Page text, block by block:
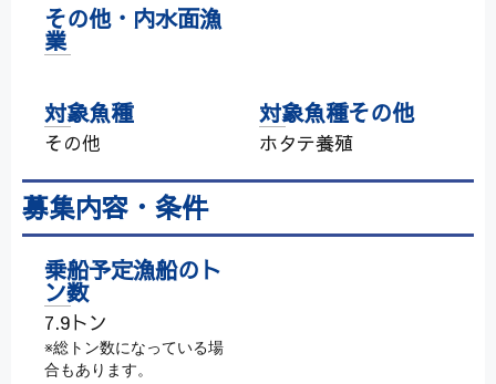
その他・内水面漁
業
対象魚種
その他
対象魚種その他
ホタテ養殖
募集内容・条件
乗船予定漁船のト
ン数
7.9トン
※総トン数になっている場
合もあります。